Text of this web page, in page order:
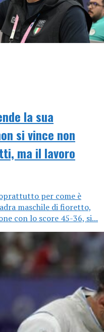
la sua
si vince non
ma il lavoro
per come è
maschile di fioretto,
con lo score 45-36, si...